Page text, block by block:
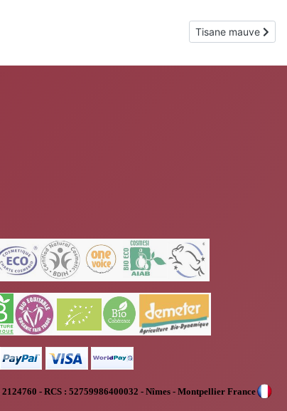
Article suivant :
Tisane mauve
2124760 - RCS : 52759986400032 - Nîmes - Montpellier France